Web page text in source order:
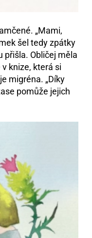
„Mami,
šel tedy zpátky
přišla. Obličej měla
knize, která si
migréna. „Díky
pomůže jejich